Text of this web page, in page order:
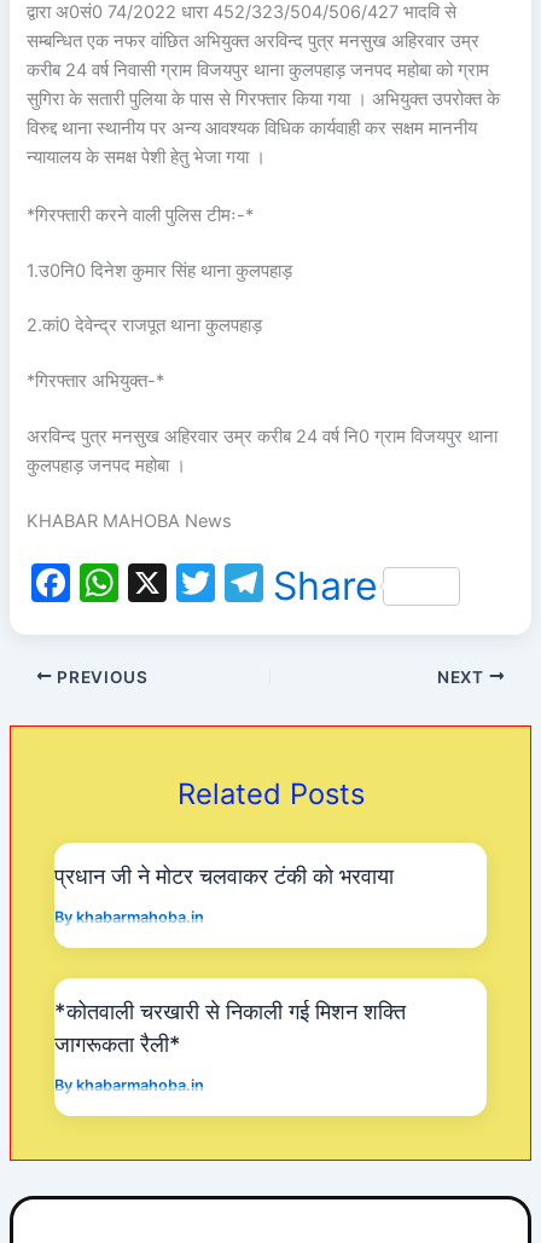
द्वारा अ0सं0 74/2022 धारा 452/323/504/506/427 भादवि से
सम्बन्धित एक नफर वांछित अभियुक्त अरविन्द पुत्र मनसुख अहिरवार उम्र
करीब 24 वर्ष निवासी ग्राम विजयपुर थाना कुलपहाड़ जनपद महोबा को ग्राम
सुगिरा के सतारी पुलिया के पास से गिरफ्तार किया गया । अभियुक्त उपरोक्त के
विरुद्द थाना स्थानीय पर अन्य आवश्यक विधिक कार्यवाही कर सक्षम माननीय
न्यायालय के समक्ष पेशी हेतु भेजा गया ।
*गिरफ्तारी करने वाली पुलिस टीमः-*
1.उ0नि0 दिनेश कुमार सिंह थाना कुलपहाड़
2.कां0 देवेन्द्र राजपूत थाना कुलपहाड़
*गिरफ्तार अभियुक्त-*
अरविन्द पुत्र मनसुख अहिरवार उम्र करीब 24 वर्ष नि0 ग्राम विजयपुर थाना
कुलपहाड़ जनपद महोबा ।
KHABAR MAHOBA News
F
c
e
b
k
W
at
s
A
X
T
T
a
m
Share
PREVIOUS NEXT
Related Posts
प्रधान जी ने मोटर चलवाकर टंकी को भरवाया
Bykhabarmahoba.in
*कोतवाली चरखारी से निकाली गई मिशन शक्ति
जागरूकता रैली*
Bykhabarmahoba.in